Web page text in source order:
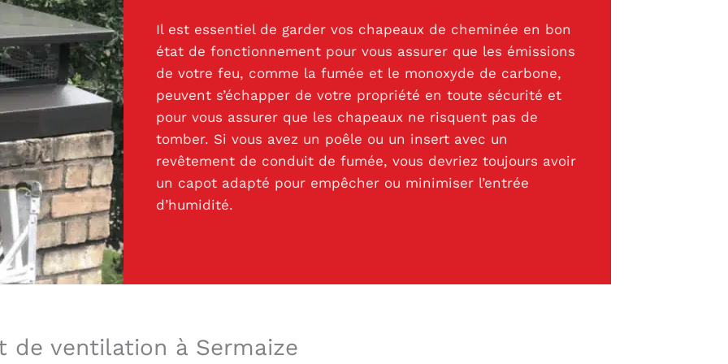
Il est essentiel de garder vos chapeaux de cheminée en bon
état de fonctionnement pour vous assurer que les émissions
de votre feu, comme la fumée et le monoxyde de carbone,
peuvent s’échapper de votre propriété en toute sécurité et
pour vous assurer que les chapeaux ne risquent pas de
tomber. Si vous avez un poêle ou un insert avec un
revêtement de conduit de fumée, vous devriez toujours avoir
un capot adapté pour empêcher ou minimiser l’entrée
d’humidité.
de ventilation à Sermaize